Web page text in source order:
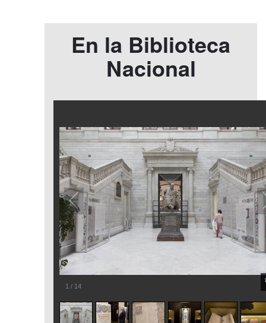
En la Biblioteca
Nacional
1 / 14